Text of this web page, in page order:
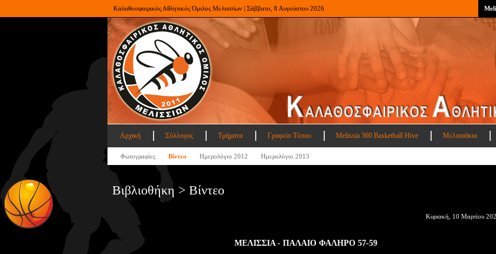
Καλαθοσφαιρικός Αθλητικός Όμιλος Μελισσίων | Σάββατο, 8 Αυγούστου 2026
Αρχική Σύλλογος Τμήματα Γραφείο Τύπου Melissia 360 Basketball Hive Μελισσάκια
Φωτογραφίες Βίντεο Ημερολόγιο 2012 Ημερολόγιο 2013
Βιβλιοθήκη > Βίντεο
Κυριακή, 10 Μαρτίου
ΜΕΛΙΣΣΙΑ - ΠΑΛΑΙΟ ΦΑΛΗΡΟ 57-59